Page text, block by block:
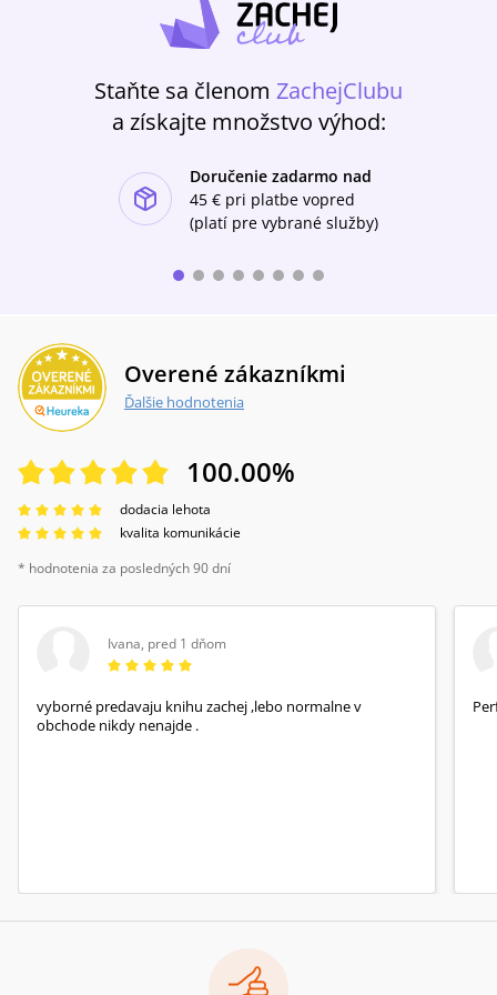
Sněhurku namluvila s něhou a krásou projevu
Lucie Vondráčková, postavu zlé královny
vytváří Radka Fidlerová, prince představuje Jan
doprovodnou hudbu. Pohádku ilustrují
původní písničky z filmu, převzaté z archivu
Supraphonu, nazpívané mj. Helenou
Staňte sa členom ZachejClubu
a získajte množstvo výhod:
Doručenie zadarmo nad
45 € pri platbe vopred
(platí pre vybrané služby)
Overené zákazníkmi
Ďalšie hodnotenia
100.00%
dodacia lehota
kvalita komunikácie
* hodnotenia za posledných 90 dní
Ivana, pred 1 dňom
vyborné predavaju knihu zachej ,lebo normalne v
obchode nikdy nenajde .